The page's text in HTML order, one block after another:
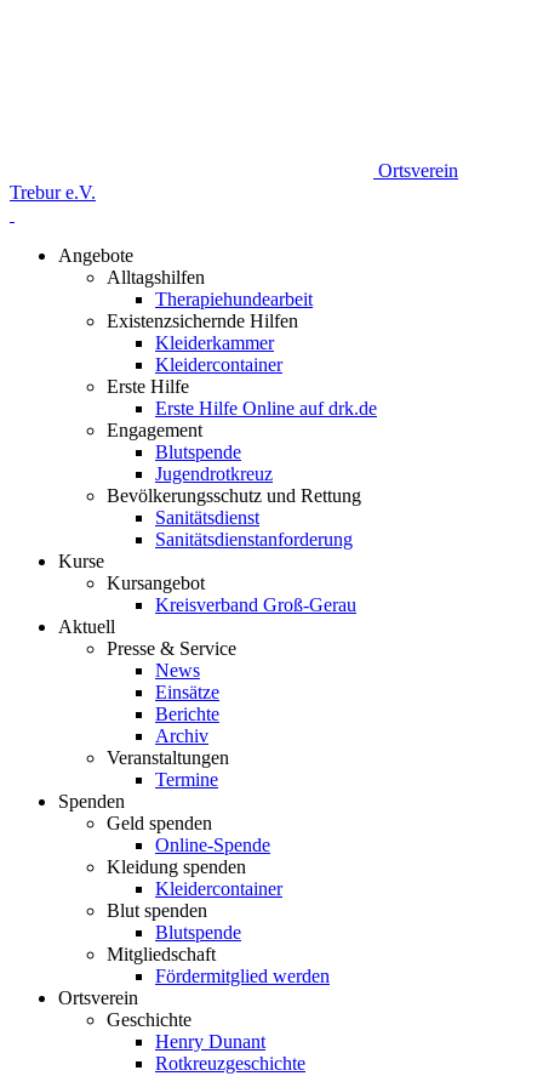
Ortsverein
Trebur e.V.
Angebote
Alltagshilfen
Therapiehundearbeit
Existenzsichernde Hilfen
Kleiderkammer
Kleidercontainer
Erste Hilfe
Erste Hilfe Online auf drk.de
Engagement
Blutspende
Jugendrotkreuz
Bevölkerungsschutz und Rettung
Sanitätsdienst
Sanitätsdienstanforderung
Kurse
Kursangebot
Kreisverband Groß-Gerau
Aktuell
Presse & Service
News
Einsätze
Berichte
Archiv
Veranstaltungen
Termine
Spenden
Geld spenden
Online-Spende
Kleidung spenden
Kleidercontainer
Blut spenden
Blutspende
Mitgliedschaft
Fördermitglied werden
Ortsverein
Geschichte
Henry Dunant
Rotkreuzgeschichte